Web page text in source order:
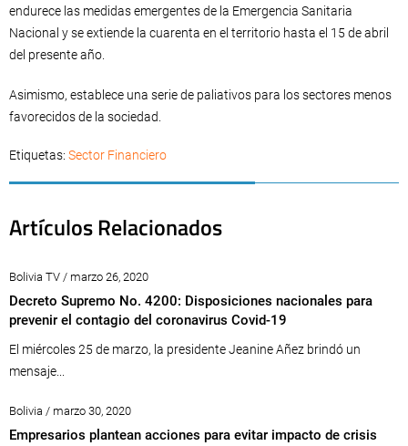
endurece las medidas emergentes de la Emergencia Sanitaria
Nacional y se extiende la cuarenta en el territorio hasta el 15 de abril
del presente año.
Asimismo, establece una serie de paliativos para los sectores menos
favorecidos de la sociedad.
Etiquetas: Sector Financiero
Artículos Relacionados
Bolivia TV / marzo 26, 2020
Decreto Supremo No. 4200: Disposiciones nacionales para
prevenir el contagio del coronavirus Covid-19
El miércoles 25 de marzo, la presidente Jeanine Añez brindó un
mensaje...
Bolivia / marzo 30, 2020
Empresarios plantean acciones para evitar impacto de crisis